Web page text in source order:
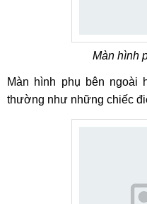
Màn hình
Màn hình phụ bên ngoài
thường như những chiếc